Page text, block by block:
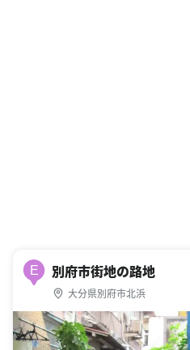
E 別府市街地の路地
大分県別府市北浜